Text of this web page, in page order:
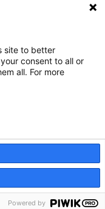
site to better
consent to all or
all. For more
Powered by